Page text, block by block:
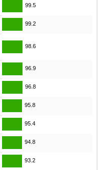
99.5
99.2
98.6
96.9
96.8
95.8
95.4
94.8
93.2